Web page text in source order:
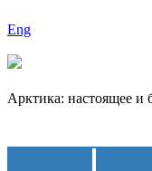
Eng
Арктика: настоящее и